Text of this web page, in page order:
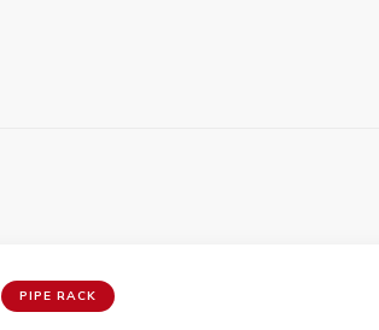
PIPE RACK